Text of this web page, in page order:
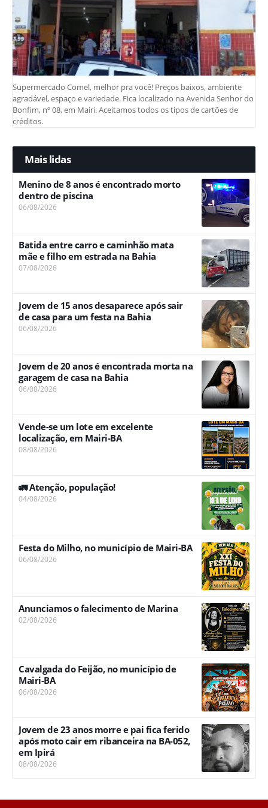
Supermercado Comel, melhor pra você! Preços baixos, ambiente
agradável, espaço e variedade. Fica localizado na Avenida Senhor do
Bonfim, nº 08, em Mairi. Aceitamos todos os tipos de cartões de
créditos.
Mais lidas
Menino de 8 anos é encontrado morto
dentro de piscina
06/08/2026
Batida entre carro e caminhão mata
mãe e filho em estrada na Bahia
07/08/2026
Jovem de 15 anos desaparece após sair
de casa para um festa na Bahia
06/08/2026
Jovem de 20 anos é encontrada morta na
garagem de casa na Bahia
06/08/2026
Vende-se um lote em excelente
localização, em Mairi-BA
08/08/2026
🚛 Atenção, população!
04/08/2026
Festa do Milho, no município de Mairi-BA
06/08/2026
Anunciamos o falecimento de Marina
02/08/2026
Cavalgada do Feijão, no município de
Mairi-BA
06/08/2026
Jovem de 23 anos morre e pai fica ferido
após moto cair em ribanceira na BA-052,
em Ipirá
08/08/2026